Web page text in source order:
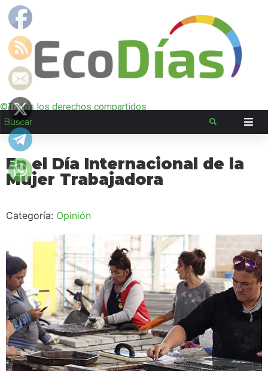
©Todos los derechos compartidos
En el Día Internacional de la
Mujer Trabajadora
Categoría: Opinión